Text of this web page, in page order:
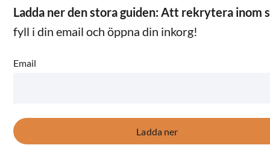
Ladda ner den stora guiden: Att rekrytera inom
fyll i din email och öppna din inkorg!
Email